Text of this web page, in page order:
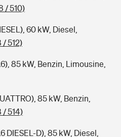
/ 510)
60 kW, Diesel,
/ 512)
85 kW, Benzin, Limousine,
85 kW, Benzin,
/ 514)
DIESEL-D), 85 kW, Diesel,